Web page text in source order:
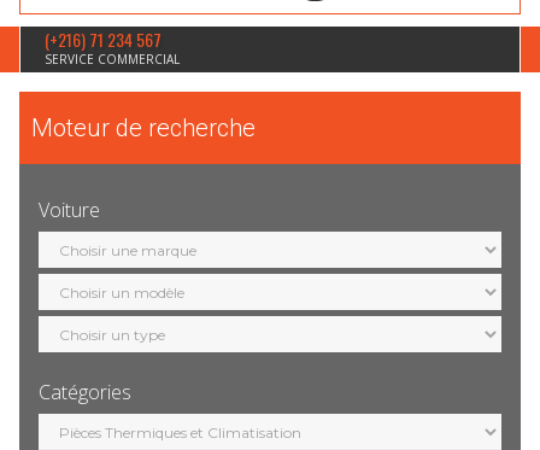
(+216) 71 234 567
SERVICE COMMERCIAL
Moteur de recherche
Voiture
Sélection
marque
Sélection
modèle
Sélection
motorisation
Catégories
Sélection
catégorie